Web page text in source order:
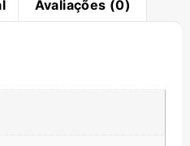
Avaliações (0)